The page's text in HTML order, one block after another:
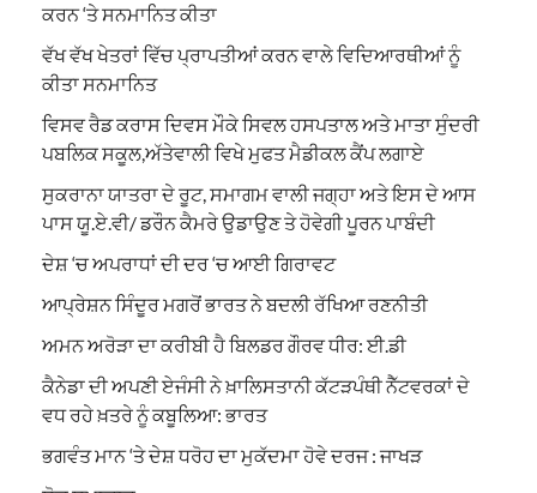
ਕਰਨ ‘ਤੇ ਸਨਮਾਨਿਤ ਕੀਤਾ
ਵੱਖ ਵੱਖ ਖੇਤਰਾਂ ਵਿੱਚ ਪ੍ਰਾਪਤੀਆਂ ਕਰਨ ਵਾਲੇ ਵਿਦਿਆਰਥੀਆਂ ਨੂੰ
ਕੀਤਾ ਸਨਮਾਨਿਤ
ਵਿਸਵ ਰੈਡ ਕਰਾਸ ਦਿਵਸ ਮੌਕੇ ਸਿਵਲ ਹਸਪਤਾਲ ਅਤੇ ਮਾਤਾ ਸੁੰਦਰੀ
ਪਬਲਿਕ ਸਕੂਲ,ਅੱਤੇਵਾਲੀ ਵਿਖੇ ਮੁਫਤ ਮੈਡੀਕਲ ਕੈਂਪ ਲਗਾਏ
ਸੁਕਰਾਨਾ ਯਾਤਰਾ ਦੇ ਰੂਟ, ਸਮਾਗਮ ਵਾਲੀ ਜਗ੍ਹਾ ਅਤੇ ਇਸ ਦੇ ਆਸ
ਪਾਸ ਯੂ.ਏ.ਵੀ/ ਡਰੌਨ ਕੈਮਰੇ ਉਡਾਉਣ ਤੇ ਹੋਵੇਗੀ ਪੂਰਨ ਪਾਬੰਦੀ
ਦੇਸ਼ ‘ਚ ਅਪਰਾਧਾਂ ਦੀ ਦਰ ‘ਚ ਆਈ ਗਿਰਾਵਟ
ਆਪ੍ਰੇਸ਼ਨ ਸਿੰਦੂਰ ਮਗਰੋਂ ਭਾਰਤ ਨੇ ਬਦਲੀ ਰੱਖਿਆ ਰਣਨੀਤੀ
ਅਮਨ ਅਰੋੜਾ ਦਾ ਕਰੀਬੀ ਹੈ ਬਿਲਡਰ ਗੌਰਵ ਧੀਰ: ਈ.ਡੀ
ਕੈਨੇਡਾ ਦੀ ਅਪਣੀ ਏਜੰਸੀ ਨੇ ਖ਼ਾਲਿਸਤਾਨੀ ਕੱਟੜਪੰਥੀ ਨੈੱਟਵਰਕਾਂ ਦੇ
ਵਧ ਰਹੇ ਖ਼ਤਰੇ ਨੂੰ ਕਬੂਲਿਆ: ਭਾਰਤ
ਭਗਵੰਤ ਮਾਨ ‘ਤੇ ਦੇਸ਼ ਧਰੋਹ ਦਾ ਮੁਕੱਦਮਾ ਹੋਵੇ ਦਰਜ : ਜਾਖੜ